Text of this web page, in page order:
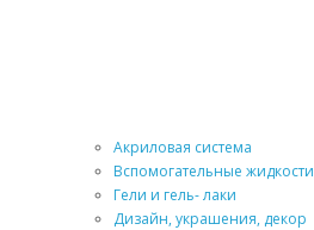
Акриловая система
Вспомогательные жидкости
Гели и гель- лаки
Дизайн, украшения, декор